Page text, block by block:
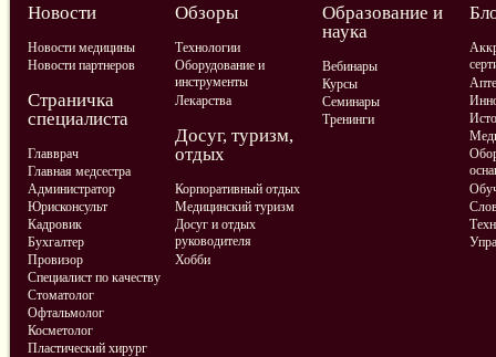
Новости
Новости медицины
Новости партнеров
Обзоры
Технологии
Оборудование и
инструменты
Лекарства
Образование и
наука
Вебинары
Курсы
Семинары
Тренинги
Страничка
специалиста
Главврач
Главная медсестра
Администратор
Юрисконсульт
Кадровик
Бухгалтер
Провизор
Специалист по качеству
Стоматолог
Офтальмолог
Косметолог
Пластический хирург
Досуг, туризм,
отдых
Корпоративный отдых
Медицинский туризм
Досуг и отдых
руководителя
Хобби